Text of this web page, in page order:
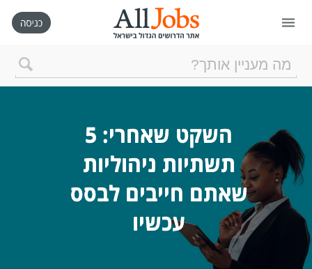
דף הבית
ניהול החיפושים שלי
רכישת AllJobs VIP
כמה אתם שווים?
תשתיות ניהוליות
שאתם חייבים לבסס
עכשיו